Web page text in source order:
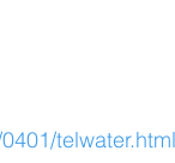
telwater.html